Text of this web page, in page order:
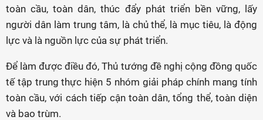
toàn cầu, toàn dân, thúc đẩy phát triển bền vững, lấy
người dân làm trung tâm, là chủ thể, là mục tiêu, là động
lực và là nguồn lực của sự phát triển.
Để làm được điều đó, Thủ tướng đề nghị cộng đồng quốc
tế tập trung thực hiện 5 nhóm giải pháp chính mang tính
toàn cầu, với cách tiếp cận toàn dân, tổng thể, toàn diện
và bao trùm.